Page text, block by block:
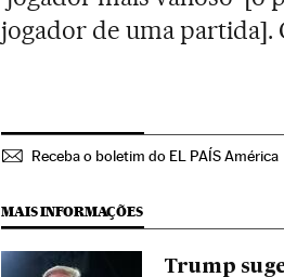
jogador de uma partida].
Receba o boletim do EL PAÍS América
MAIS INFORMAÇÕES
Trump